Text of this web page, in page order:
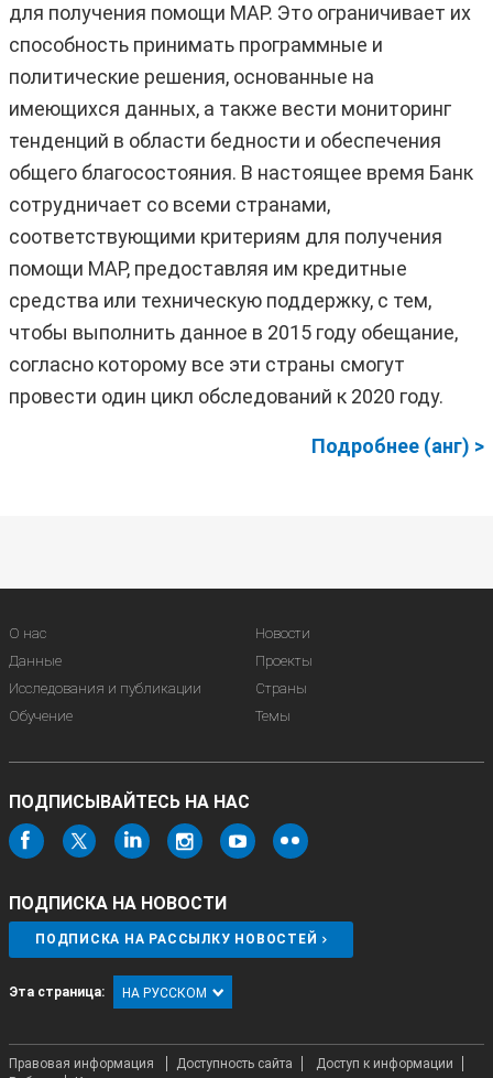
для получения помощи МАР. Это ограничивает их
способность принимать программные и
политические решения, основанные на
имеющихся данных, а также вести мониторинг
тенденций в области бедности и обеспечения
общего благосостояния. В настоящее время Банк
сотрудничает со всеми странами,
соответствующими критериям для получения
помощи МАР, предоставляя им кредитные
средства или техническую поддержку, с тем,
чтобы выполнить данное в 2015 году обещание,
согласно которому все эти страны смогут
провести один цикл обследований к 2020 году.
Подробнее (анг) >
О нас
Данные
Исследования и публикации
Обучение
Новости
Проекты
Страны
Темы
ПОДПИСЫВАЙТЕСЬ НА НАС
ПОДПИСКА НА НОВОСТИ
ПОДПИСКА НА РАССЫЛКУ НОВОСТЕЙ
Эта страница: НА РУССКОМ
Правовая информация Доступность сайта
Доступ к информации